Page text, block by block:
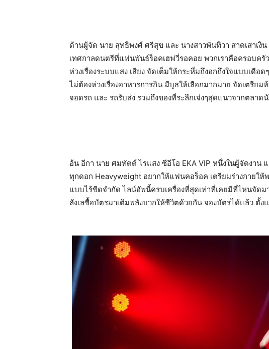
ด้านผู้จัด นาย สุทธิพงศ์ ศรีสุข และ นางสาวพันทิวา สาดเสาเงิ
เทศกาลดนตรีที่แฟนพันธ์ร็อคเฮฟวี่รอคอย พวกเราคือครอบ
ห่วงเรื่องระบบแสง เสียง จัดเต็มให้กระหึ่มถึงอกถึงใจแบบเดือ
ไม่ต้องห่วงเรื่องอาหารการกิน มีบูธให้เลือกมากมาย จัดเตรีย
จอดรถ และ รถรับส่ง รวมถึงของที่ระลึกเจ๋งๆสุดแนวจากตลาด
อ้น อีกา นาย ศมทัตต์ ไรแสง ซีอีโอ EKA VIP หนึ่งในผู้จัดงาน
ทุกดอก Heavyweight อยากให้แฟนคอร็อค เตรียมร่างกายให้
แบบไร้ขีดจำกัด ไลน์อัพนี้ครบเครื่องที่สุดเท่าที่เคยมีที่ไหนจัด
ลังเลซื้อบัตรมาเติมพลังบวกให้ชีวิตด้วยกัน จองบัตรได้แล้ว ตั้ง